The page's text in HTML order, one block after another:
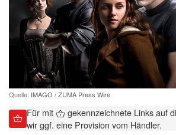
Quelle: IMAGO / ZUMA Press Wire
Für mit
gekennzeichnete Links auf
wir ggf. eine Provision vom Händler.